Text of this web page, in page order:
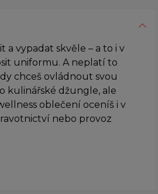
a vypadat skvěle – a to i v
uniformu. A neplatí to
chceš ovládnout svou
kulinářské džungle, ale
oblečení oceníš i v
nebo provoz